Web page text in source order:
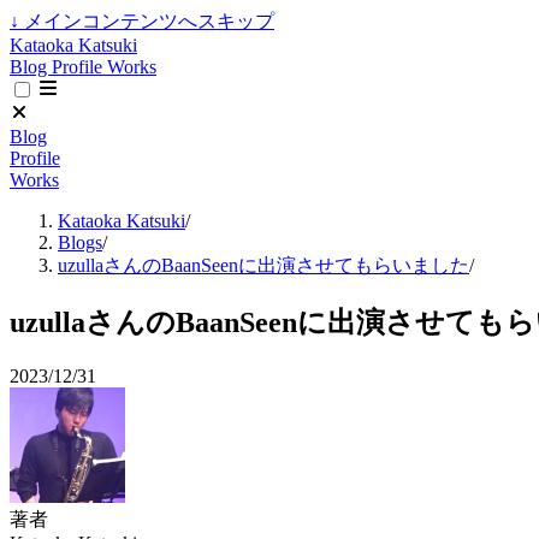
↓ メインコンテンツへスキップ
Kataoka Katsuki
Blog Profile Works
Blog
Profile
Works
Kataoka Katsuki/
Blogs/
uzullaさんのBaanSeenに出演させてもらいました/
uzullaさんのBaanSeenに出演させても
2023/12/31
著者